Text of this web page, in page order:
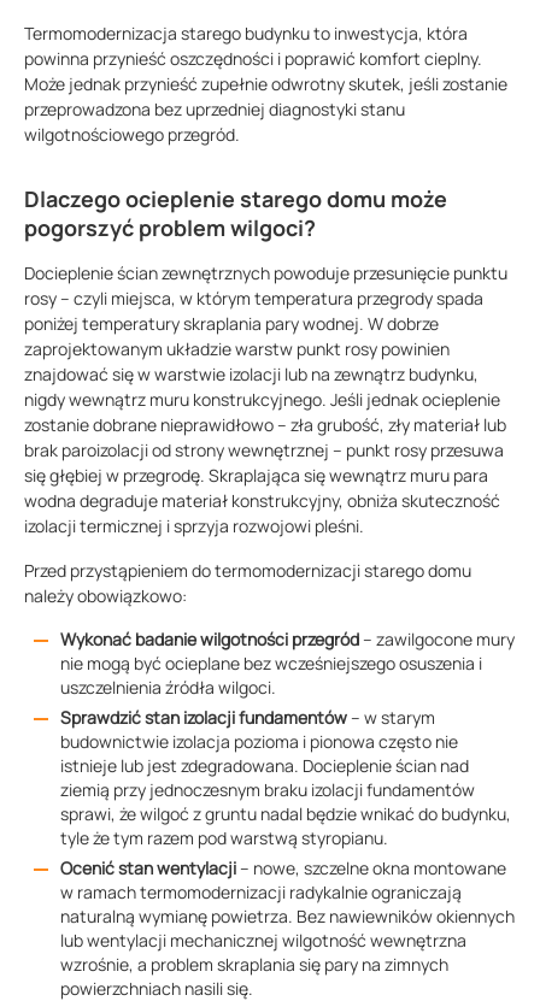
Termomodernizacja starego budynku to inwestycja, która
powinna przynieść oszczędności i poprawić komfort cieplny.
Może jednak przynieść zupełnie odwrotny skutek, jeśli zostanie
przeprowadzona bez uprzedniej diagnostyki stanu
wilgotnościowego przegród.
Dlaczego ocieplenie starego domu może
pogorszyć problem wilgoci?
Docieplenie ścian zewnętrznych powoduje przesunięcie punktu
rosy – czyli miejsca, w którym temperatura przegrody spada
poniżej temperatury skraplania pary wodnej. W dobrze
zaprojektowanym układzie warstw punkt rosy powinien
znajdować się w warstwie izolacji lub na zewnątrz budynku,
nigdy wewnątrz muru konstrukcyjnego. Jeśli jednak ocieplenie
zostanie dobrane nieprawidłowo – zła grubość, zły materiał lub
brak paroizolacji od strony wewnętrznej – punkt rosy przesuwa
się głębiej w przegrodę. Skraplająca się wewnątrz muru para
wodna degraduje materiał konstrukcyjny, obniża skuteczność
izolacji termicznej i sprzyja rozwojowi pleśni.
Przed przystąpieniem do termomodernizacji starego domu
należy obowiązkowo:
Wykonać badanie wilgotności przegród– zawilgocone mury
nie mogą być ocieplane bez wcześniejszego osuszenia i
uszczelnienia źródła wilgoci.
Sprawdzić stan izolacji fundamentów– w starym
budownictwie izolacja pozioma i pionowa często nie
istnieje lub jest zdegradowana. Docieplenie ścian nad
ziemią przy jednoczesnym braku izolacji fundamentów
sprawi, że wilgoć z gruntu nadal będzie wnikać do budynku,
tyle że tym razem pod warstwą styropianu.
Ocenić stan wentylacji– nowe, szczelne okna montowane
w ramach termomodernizacji radykalnie ograniczają
naturalną wymianę powietrza. Bez nawiewników okiennych
lub wentylacji mechanicznej wilgotność wewnętrzna
wzrośnie, a problem skraplania się pary na zimnych
powierzchniach nasili się.